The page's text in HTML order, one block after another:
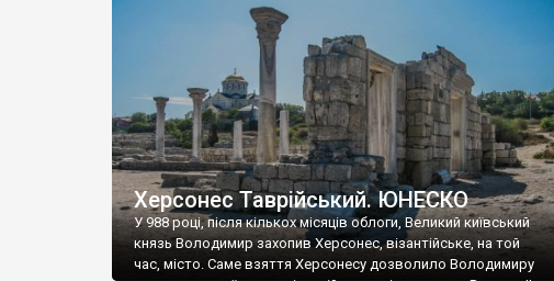
візантійської доби. Раритети викрадені з фондів об’єкту
культурної спадщини ЮНЕСКО «Херсонеса Таврійського».
Офіційно – на виставку «Золото Візантії», але експерти та
влада в Україні вважають це лише […]
Херсонес Таврійський. ЮНЕСКО
У 988 році, після кількох місяців облоги, Великий київський
князь Володимир захопив Херсонес, візантійське, на той
час, місто. Саме взяття Херсонесу дозволило Володимиру